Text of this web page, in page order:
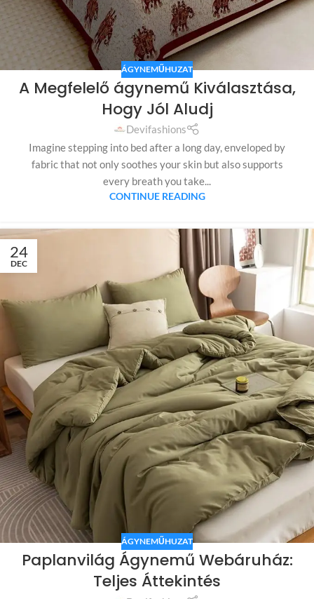
ÁGYNEMŰHUZAT
A Megfelelő ágynemű Kiválasztása,
Hogy Jól Aludj
Devifashions
Imagine stepping into bed after a long day, enveloped by
fabric that not only soothes your skin but also supports
every breath you take...
CONTINUE READING
24
DEC
ÁGYNEMŰHUZAT
Paplanvilág Ágynemű Webáruház:
Teljes Áttekintés